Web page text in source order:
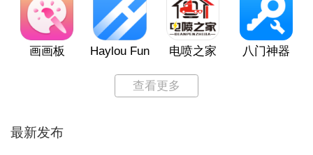
画画板 Haylou Fun 电喷之家 八门神器
查看更多
最新发布